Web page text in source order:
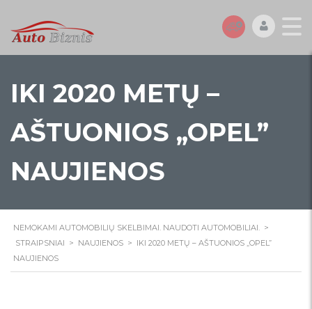
IKI 2020 METŲ –
AŠTUONIOS „OPEL”
NAUJIENOS
NEMOKAMI AUTOMOBILIŲ SKELBIMAI. NAUDOTI AUTOMOBILIAI. >
STRAIPSNIAI > NAUJIENOS > IKI 2020 METŲ – AŠTUONIOS „OPEL”
NAUJIENOS